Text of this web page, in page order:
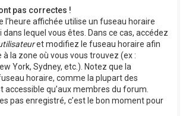
pas correctes !
l’heure affichée utilise un fuseau horaire
lequel vous êtes. Dans ce cas, accédez
et modifiez le fuseau horaire afin
à la zone où vous vous trouvez (ex :
York, Sydney, etc.). Notez que la
horaire, comme la plupart des
accessible qu’aux membres du forum.
pas enregistré, c’est le bon moment pour